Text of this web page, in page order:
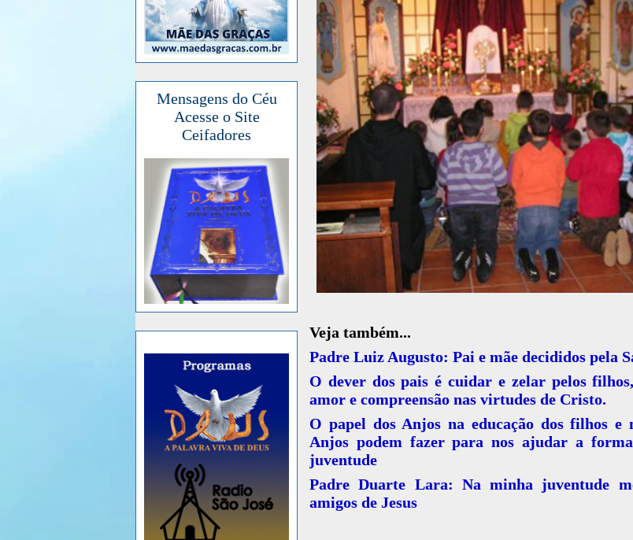
Mensagens do Céu
Acesse o Site
Ceifadores
Veja também...
Padre Luiz Augusto: Pai e mãe decididos pela
O dever dos pais é cuidar e zelar pelos
amor e compreensão nas virtudes de Cristo.
O papel dos Anjos na educação dos filhos e
Anjos podem fazer para nos ajudar a
juventude
Padre Duarte Lara: Na minha juventude
amigos de Jesus